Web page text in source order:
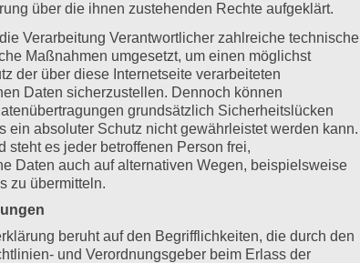
über die ihnen zustehenden Rechte aufgeklärt.
Verarbeitung Verantwortlicher zahlreiche technische
Maßnahmen umgesetzt, um einen möglichst
der über diese Internetseite verarbeiteten
Daten sicherzustellen. Dennoch können
grundsätzlich Sicherheitslücken
ein absoluter Schutz nicht gewährleistet werden kann.
steht es jeder betroffenen Person frei,
Daten auch auf alternativen Wegen, beispielsweise
zu übermitteln.
beruht auf den Begrifflichkeiten, die durch den
und Verordnungsgeber beim Erlass der